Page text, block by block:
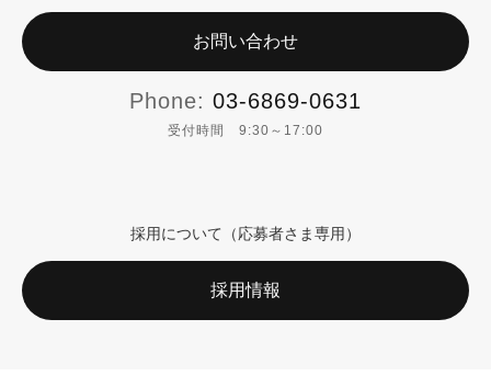
お問い合わせ
Phone: 03-6869-0631
受付時間 9:30～17:00
採用について（応募者さま専用）
採用情報